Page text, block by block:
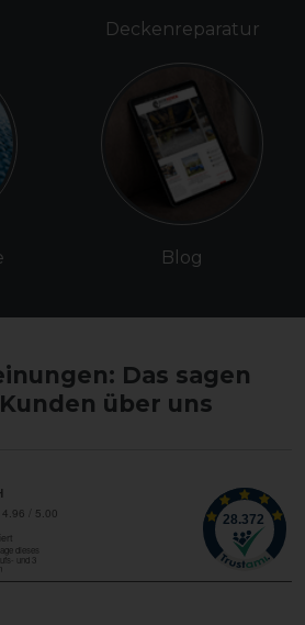
Deckenreparatur
Blog
Das sagen
über uns